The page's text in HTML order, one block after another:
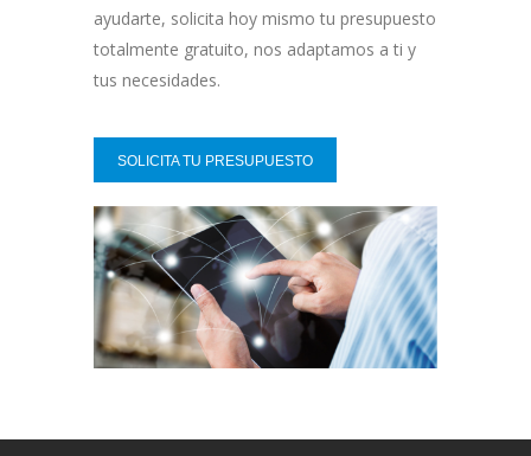
ayudarte, solicita hoy mismo tu presupuesto
totalmente gratuito, nos adaptamos a ti y
tus necesidades.
SOLICITA TU PRESUPUESTO